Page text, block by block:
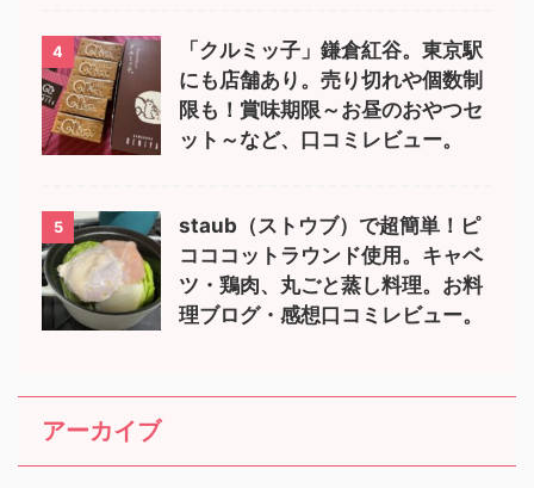
4
「クルミッ子」鎌倉紅谷。東京駅
にも店舗あり。売り切れや個数制
限も！賞味期限～お昼のおやつセ
ット～など、口コミレビュー。
5
staub（ストウブ）で超簡単！ピ
コココットラウンド使用。キャベ
ツ・鶏肉、丸ごと蒸し料理。お料
理ブログ・感想口コミレビュー。
アーカイブ